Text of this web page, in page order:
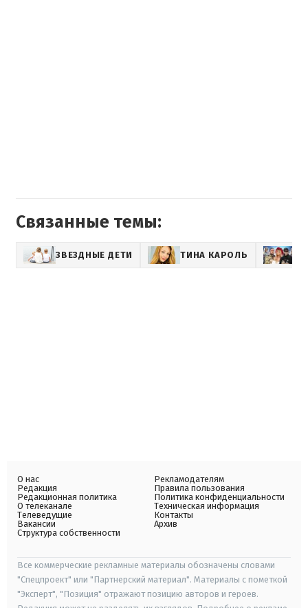
Связанные темы:
ЗВЕЗДНЫЕ ДЕТИ ТИНА КАРОЛЬ
О нас
Редакция
Редакционная политика
О телеканале
Телеведущие
Вакансии
Структура собственности
Рекламодателям
Правила пользования
Политика конфиденциальности
Техническая информация
Контакты
Архив
Все коммерческие рекламные материалы обозначены словами
"Спецпроект" или "Партнерский материал". Материалы с пометкой
"Эксперт", "Позиция" отражают позицию авторов и героев.